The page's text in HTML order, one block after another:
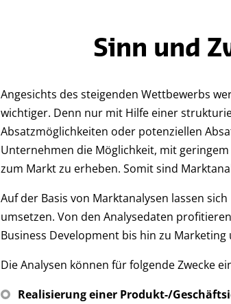
Sinn und
Angesichts des steigenden Wettbewerbs
wichtiger. Denn nur mit Hilfe einer
Absatzmöglichkeiten oder potenziellen
Unternehmen die Möglichkeit, mit
zum Markt zu erheben. Somit sind
Auf der Basis von Marktanalysen lassen
umsetzen. Von den Analysedaten
Business Development bis hin zu
Die Analysen können für folgende Zwecke
Realisierung einer Produkt-/